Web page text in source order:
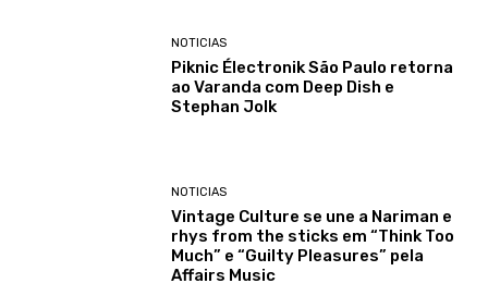
NOTICIAS
Piknic Électronik São Paulo retorna
ao Varanda com Deep Dish e
Stephan Jolk
NOTICIAS
Vintage Culture se une a Nariman e
rhys from the sticks em “Think Too
Much” e “Guilty Pleasures” pela
Affairs Music